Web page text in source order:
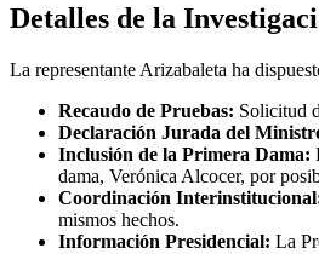
Detalles de la
La representante Arizabaleta ha
Recaudo de Pruebas: Solicitud
Declaración Jurada del
Inclusión de la Primera Dama:
dama, Verónica Alcocer, por
Coordinación
mismos hechos.
Información Presidencial: La